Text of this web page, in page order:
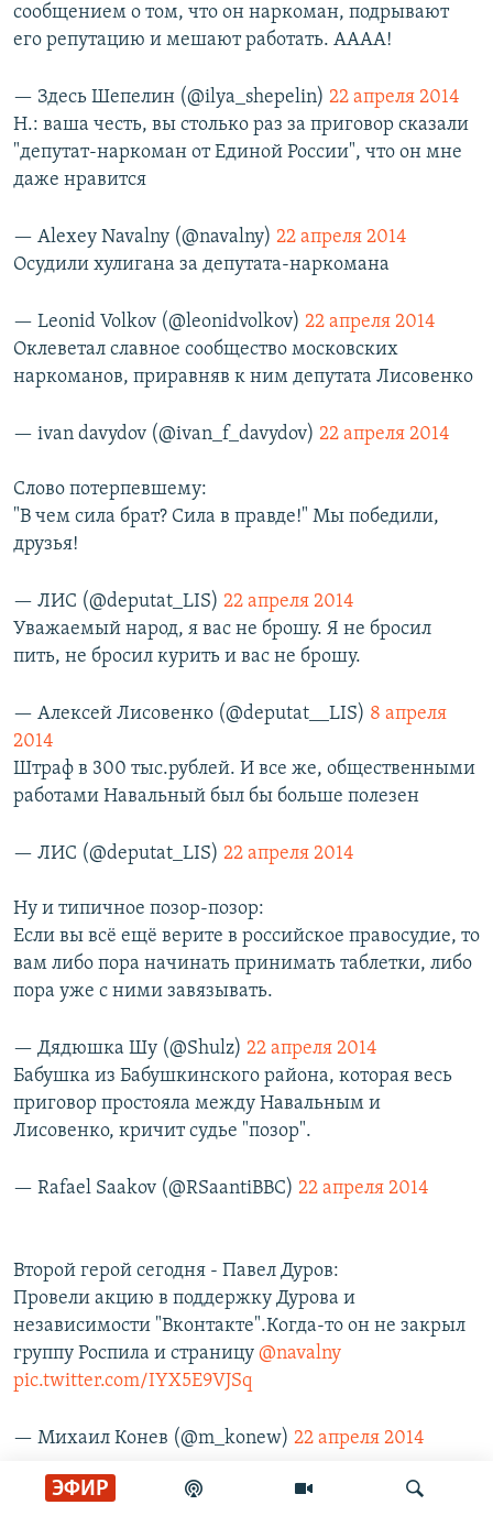
ЭФИР
сообщением о том, что он наркоман, подрывают
его репутацию и мешают работать. АААА!
— Здесь Шепелин (@ilya_shepelin) 22 апреля 2014
Н.: ваша честь, вы столько раз за приговор сказали
"депутат-наркоман от Единой России", что он мне
даже нравится
— Alexey Navalny (@navalny) 22 апреля 2014
Осудили хулигана за депутата-наркомана
— Leonid Volkov (@leonidvolkov) 22 апреля 2014
Оклеветал славное сообщество московских
наркоманов, приравняв к ним депутата Лисовенко
— ivan davydov (@ivan_f_davydov) 22 апреля 2014
Слово потерпевшему:
"В чем сила брат? Сила в правде!" Мы победили,
друзья!
— ЛИС (@deputat_LIS) 22 апреля 2014
Уважаемый народ, я вас не брошу. Я не бросил
пить, не бросил курить и вас не брошу.
— Алексей Лисовенко (@deputat__LIS) 8 апреля
2014
Штраф в 300 тыс.рублей. И все же, общественными
работами Навальный был бы больше полезен
— ЛИС (@deputat_LIS) 22 апреля 2014
Ну и типичное позор-позор:
Если вы всё ещё верите в российское правосудие, то
вам либо пора начинать принимать таблетки, либо
пора уже с ними завязывать.
— Дядюшка Шу (@Shulz) 22 апреля 2014
Бабушка из Бабушкинского района, которая весь
приговор простояла между Навальным и
Лисовенко, кричит судье "позор".
— Rafael Saakov (@RSaantiBBC) 22 апреля 2014
Второй герой сегодня - Павел Дуров:
Провели акцию в поддержку Дурова и
независимости "Вконтакте".Когда-то он не закрыл
группу Роспила и страницу @navalny
pic.twitter.com/IYX5E9VJSq
— Михаил Конев (@m_konew) 22 апреля 2014
Вот новость дня в изложении «Вежливой